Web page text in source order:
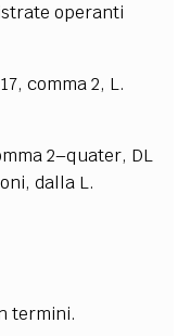
operanti
comma 2, L.
2–quater, DL
dalla L.
termini.